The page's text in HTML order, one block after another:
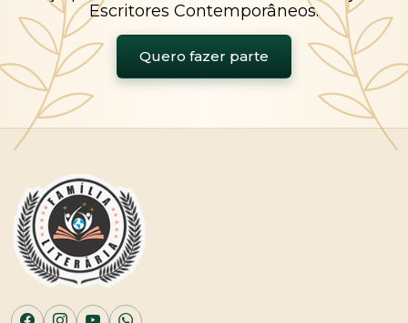
Escritores Contemporâneos.
Quero fazer parte